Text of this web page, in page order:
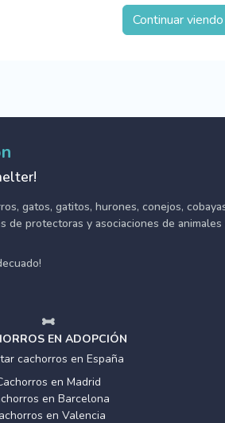
Continuar viendo
gatos, gatitos, hurones, conejos,
de protectoras y asociaciones de
EN ADOPCIÓN
cachorros en España
en Madrid
en Barcelona
en Valencia